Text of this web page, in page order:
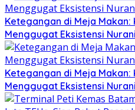
Ketegangan di Meja Makan:
Menggugat Eksistensi Nurani
Ketegangan di Meja Makan:
Menggugat Eksistensi Nurani